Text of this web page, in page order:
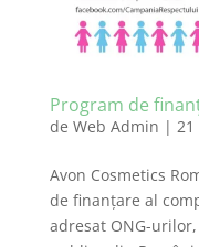
Program de
de Web Admin | 21
Avon Cosmetics
de finanțare al
adresat ONG-